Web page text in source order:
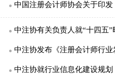
中国注册会计师协会关于印
中注协有关负责人就“十四五
中注协发布《注册会计师行
中注协就行业信息化建设规